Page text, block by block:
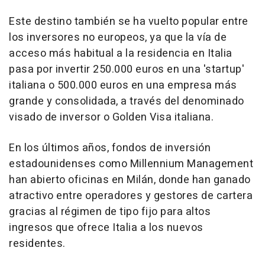
Este destino también se ha vuelto popular entre
los inversores no europeos, ya que la vía de
acceso más habitual a la residencia en Italia
pasa por invertir 250.000 euros en una 'startup'
italiana o 500.000 euros en una empresa más
grande y consolidada, a través del denominado
visado de inversor o Golden Visa italiana.
En los últimos años, fondos de inversión
estadounidenses como Millennium Management
han abierto oficinas en Milán, donde han ganado
atractivo entre operadores y gestores de cartera
gracias al régimen de tipo fijo para altos
ingresos que ofrece Italia a los nuevos
residentes.